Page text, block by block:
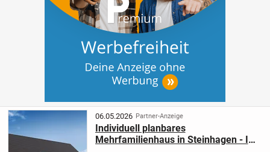
06.05.2026 Partner-Anzeige
Individuell planbares
Mehrfamilienhaus in Steinhagen - Ihr